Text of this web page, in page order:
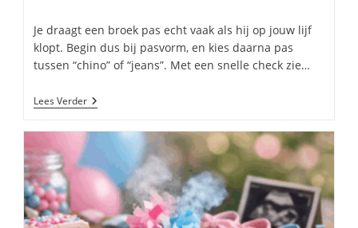
Je draagt een broek pas echt vaak als hij op jouw lijf
klopt. Begin dus bij pasvorm, en kies daarna pas
tussen “chino” of “jeans”. Met een snelle check zie…
Lees VerderChino
Of
Kies
Basis
Van
Pasvorm,
Niet
Trend